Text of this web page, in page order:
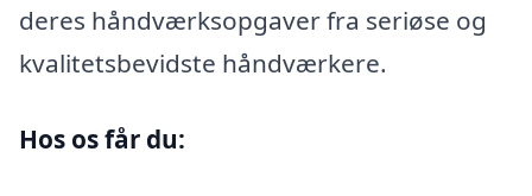
deres håndværksopgaver fra seriøse og
kvalitetsbevidste håndværkere.
Hos os får du: